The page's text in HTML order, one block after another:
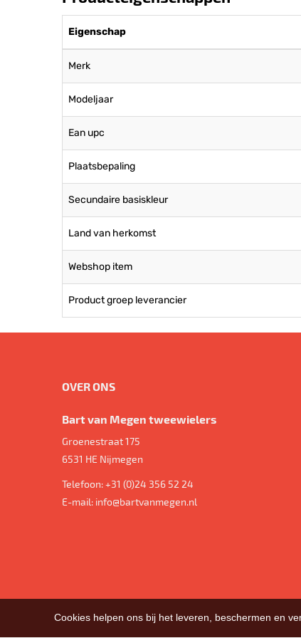
Eigenschap
Merk
Modeljaar
Ean upc
Plaatsbepaling
Secundaire basiskleur
Land van herkomst
Webshop item
Product groep leverancier
OVER ONS
Bart van Megen tweewielers
Groenestraat 175
6531 HE Nijmegen
Telefoon:+31 (0)24 356 52 24
E-mail: info@bartvanmegen.nl
Cookies helpen ons bij het leveren, beschermen en